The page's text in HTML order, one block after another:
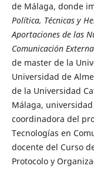
de Málaga, donde
Política, Técnicas y
Aportaciones de las
Comunicación Externa
de master de la
Universidad de
de la Universidad
Málaga,
coordinadora del
Tecnologías en
docente del Curso
Protocolo y